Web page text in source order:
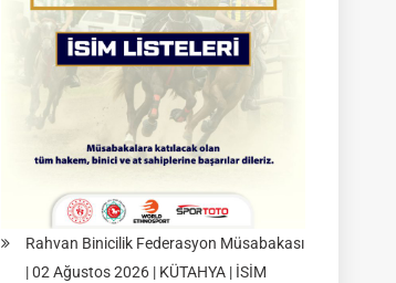
Yarı
Final
Müsabakaları
08-
09
2026
|
İSTANBUL
Rahvan Binicilik Federasyon Müsabakası
| 02 Ağustos 2026 | KÜTAHYA | İSİM